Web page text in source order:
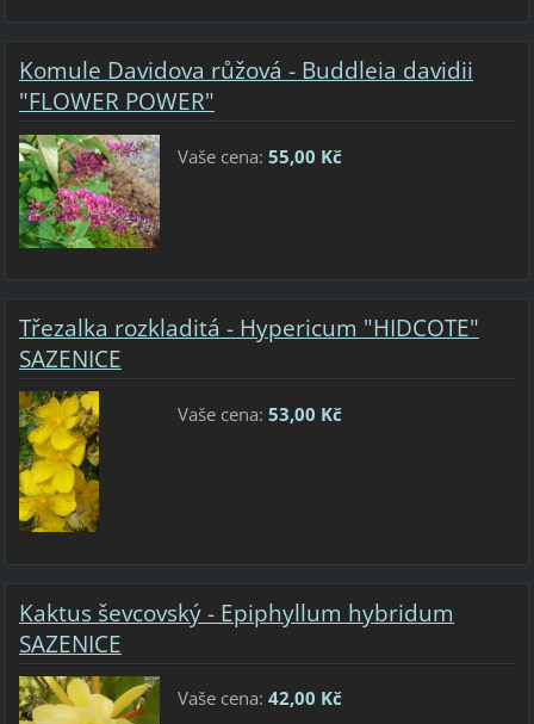
Komule Davidova růžová - Buddleia davidii
"FLOWER POWER"
Vaše cena: 55,00 Kč
Třezalka rozkladitá - Hypericum "HIDCOTE"
SAZENICE
Vaše cena: 53,00 Kč
Kaktus ševcovský - Epiphyllum hybridum
SAZENICE
Vaše cena: 42,00 Kč